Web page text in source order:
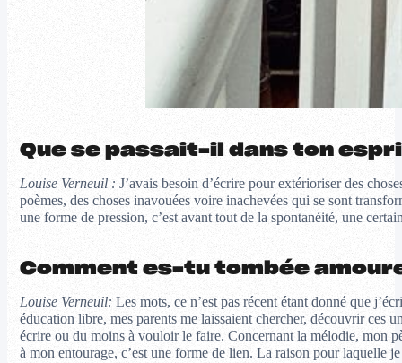
Que se passait-il dans ton
Louise Verneuil : J’avais besoin d’écrire pour extérioriser des
poèmes, des choses inavouées voire inachevées qui se sont
une forme de pression, c’est avant tout de la spontanéité, une
Comment es-tu tombée
Louise Verneuil:Les mots, ce n’est pas récent étant donné que
éducation libre, mes parents me laissaient chercher, découvrir ces
écrire ou du moins à vouloir le faire. Concernant la mélodie, mon
à mon entourage, c’est une forme de lien. La raison pour laquelle